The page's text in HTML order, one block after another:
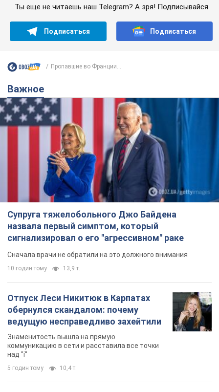
Ты еще не читаешь наш Telegram? А зря! Подписывайся
Подписаться Подписаться
Пропавшие во Франции...
Важное
Супруга тяжелобольного Джо Байдена
назвала первый симптом, который
сигнализировал о его "агрессивном" раке
Сначала врачи не обратили на это должного внимания
10 годин тому 13,9 т.
Отпуск Леси Никитюк в Карпатах
обернулся скандалом: почему
ведущую несправедливо захейтили
Знаменитость вышла на прямую
коммуникацию в сети и расставила все точки
над "i"
5 годин тому 10,4 т.